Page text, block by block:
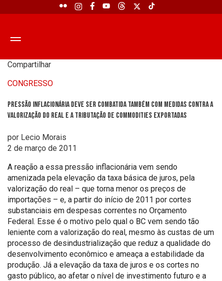
Compartilhar
CONGRESSO
Pressão inflacionária deve ser combatida também com medidas contra a
valorização do real e a tributação de commodities exportadas
por Lecio Morais
2 de março de 2011
A reação a essa pressão inflacionária vem sendo
amenizada pela elevação da taxa básica de juros, pela
valorização do real – que torna menor os preços de
importações – e, a partir do início de 2011 por cortes
substanciais em despesas correntes no Orçamento
Federal. Esse é o motivo pelo qual o BC vem sendo tão
leniente com a valorização do real, mesmo às custas de um
processo de desindustrialização que reduz a qualidade do
desenvolvimento econômico e ameaça a estabilidade da
produção. Já a elevação da taxa de juros e os cortes no
gasto público, ao afetar o nível de investimento futuro e a